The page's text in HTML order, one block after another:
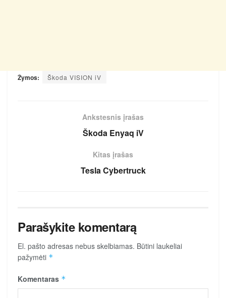
Žymos: Škoda VISION iV
Ankstesnis įrašas
Škoda Enyaq iV
Kitas įrašas
Tesla Cybertruck
Parašykite komentarą
El. pašto adresas nebus skelbiamas. Būtini laukeliai
pažymėti *
Komentaras *